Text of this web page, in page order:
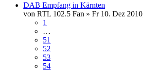
DAB Empfang in Kärnten
von RTL 102.5 Fan » Fr 10. Dez
1
…
51
52
53
54